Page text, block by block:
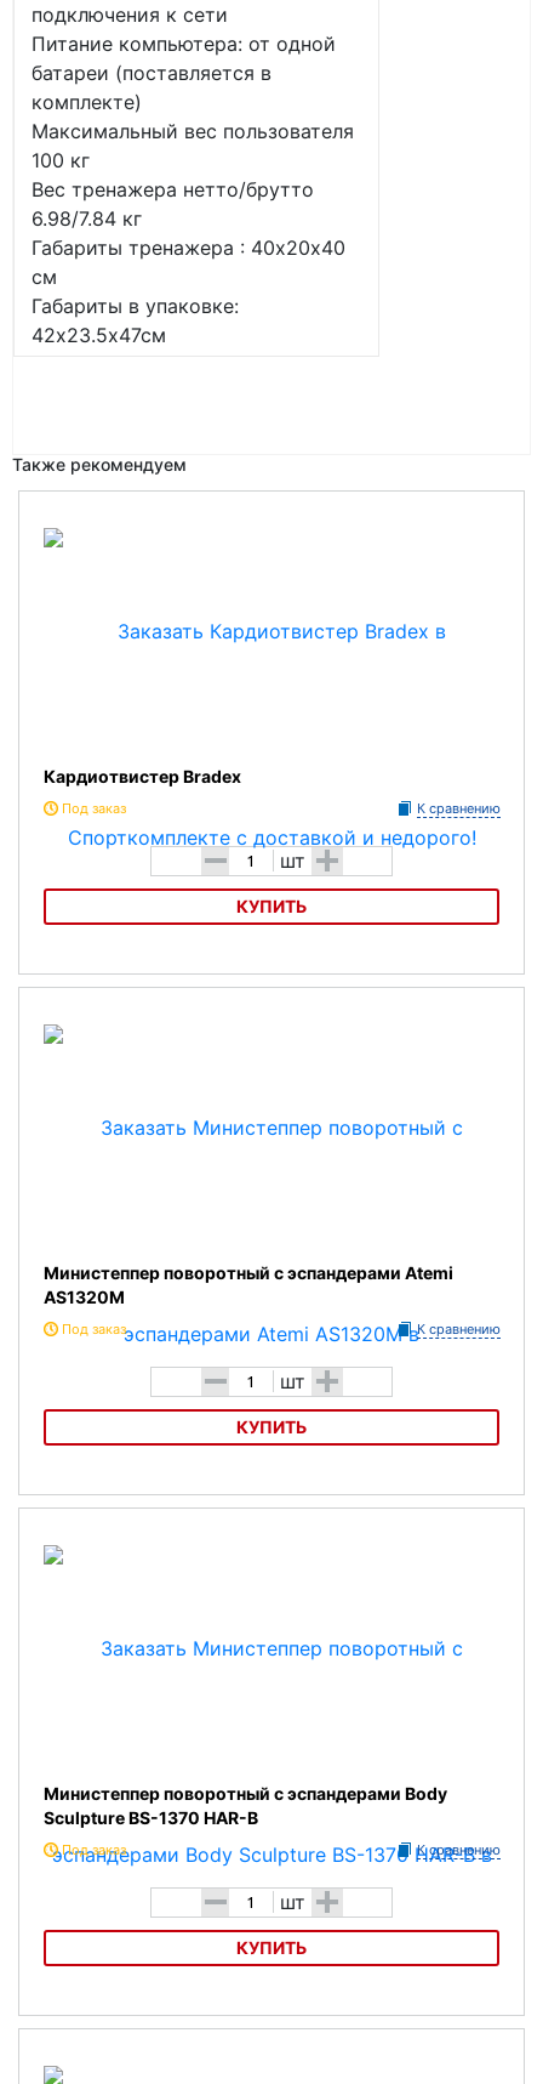
подключения к сети
Питание компьютера: от одной
батареи (поставляется в
комплекте)
Максимальный вес пользователя
100 кг
Вес тренажера нетто/брутто
6.98/7.84 кг
Габариты тренажера : 40х20х40
см
Габариты в упаковке:
42х23.5х47см
Также рекомендуем
Кардиотвистер Bradex
Под заказ К сравнению
- шт +
КУПИТЬ
Кардиотвистер Bradex
Министеппер поворотный с эспандерами Atemi
AS1320M
Под заказ К сравнению
- шт +
КУПИТЬ
Министеппер поворотный с эспандерами Atemi AS1320M
Министеппер поворотный с эспандерами Body
Sculpture BS-1370 HAR-B
Под заказ К сравнению
- шт +
КУПИТЬ
Министеппер поворотный с эспандерами Body Sculpture BS-1370